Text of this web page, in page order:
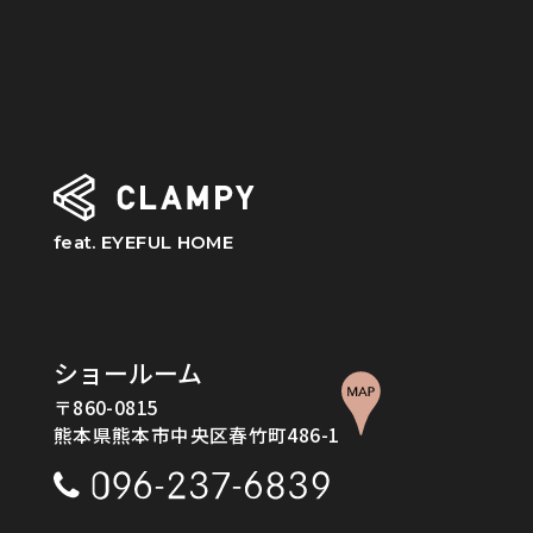
feat. EYEFUL HOME
ショールーム
〒860-0815
熊本県熊本市中央区春竹町486-1